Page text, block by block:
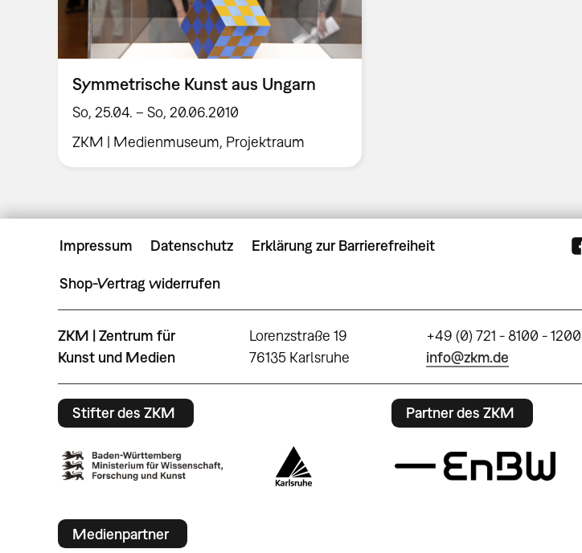
Symmetrische Kunst aus Ungarn
So, 25.04. – So, 20.06.2010
ZKM | Medienmuseum, Projektraum
Impressum Datenschutz Erklärung zur Barrierefreiheit
Shop-Vertrag widerrufen
ZKM | Zentrum für
Kunst und Medien
Lorenzstraße 19
76135 Karlsruhe
+49 (0) 721 - 8100 - 1200
info@zkm.de
Stifter des ZKM Partner des ZKM
Medienpartner